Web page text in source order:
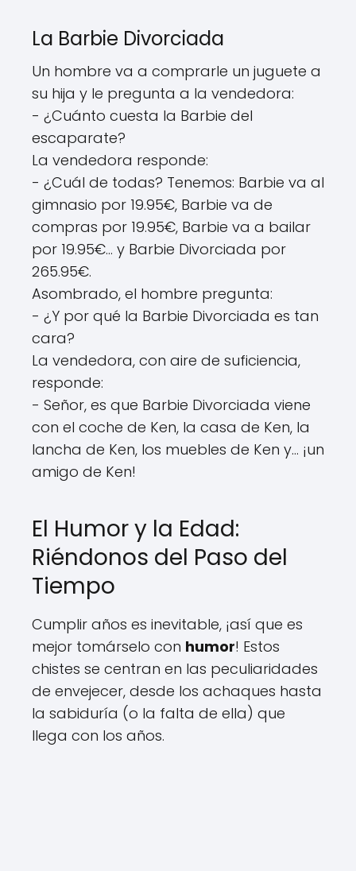
La Barbie Divorciada
Un hombre va a comprarle un juguete a
su hija y le pregunta a la vendedora:
- ¿Cuánto cuesta la Barbie del
escaparate?
La vendedora responde:
- ¿Cuál de todas? Tenemos: Barbie va al
gimnasio por 19.95€, Barbie va de
compras por 19.95€, Barbie va a bailar
por 19.95€... y Barbie Divorciada por
265.95€.
Asombrado, el hombre pregunta:
- ¿Y por qué la Barbie Divorciada es tan
cara?
La vendedora, con aire de suficiencia,
responde:
- Señor, es que Barbie Divorciada viene
con el coche de Ken, la casa de Ken, la
lancha de Ken, los muebles de Ken y... ¡un
amigo de Ken!
El Humor y la Edad:
Riéndonos del Paso del
Tiempo
Cumplir años es inevitable, ¡así que es
mejor tomárselo con humor! Estos
chistes se centran en las peculiaridades
de envejecer, desde los achaques hasta
la sabiduría (o la falta de ella) que
llega con los años.